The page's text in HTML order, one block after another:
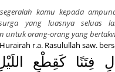
kamu kepada
yang luasnya seluas
untuk orang-orang yang
r.a. Rasulullah saw.
فِتَنًا كَقِطْعِ